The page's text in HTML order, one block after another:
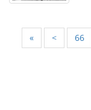
« < 66